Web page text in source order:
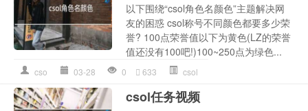
以下围绕“csol角色名颜色”主题解决网
友的困惑 csol称号不同颜色都要多少荣
誉? 100点荣誉值以下为黄色(LZ的荣誉
值还没有100吧!)100~250点为绿色...
cso 03-28 0 633 csol
csol任务视频